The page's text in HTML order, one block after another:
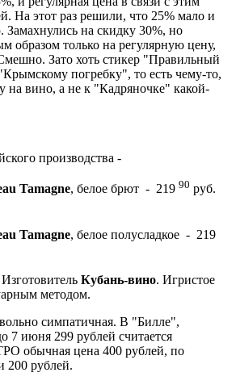
На этот раз решили, что 25% мало и
Замахнулись на скидку 30%, но
образом только на регулярную цену,
Зато хоть стикер "Правильный
погребку", то есть чему-то,
на вино, а не к "Кадряночке" какой-
производства -
Tamagne, белое брют - 219 90 руб.
Tamagne, белое полусладкое - 219
Кубань-вино. Игристое
методом.
симпатичная. В "Билле",
7 июня 299 рублей считается
обычная цена 400 рублей, по
200 рублей.